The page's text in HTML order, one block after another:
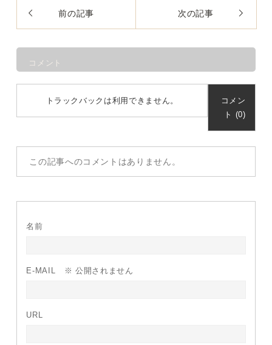
前の記事 次の記事
コメント
トラックバックは利用できません。
コメン
ト (0)
この記事へのコメントはありません。
名前
E-MAIL ※ 公開されません
URL